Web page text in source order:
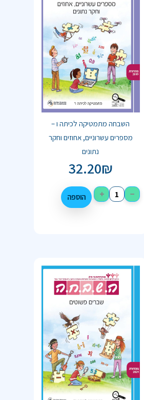
השבחה מתמטיקה לכיתה ו –
מספרים עשרוניים, אחוזים וחקר
נתונים
32.20₪
−
+ הוספה